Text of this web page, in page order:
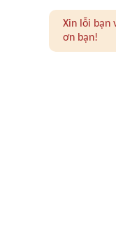
Xin lỗi bạn
ơn bạn!